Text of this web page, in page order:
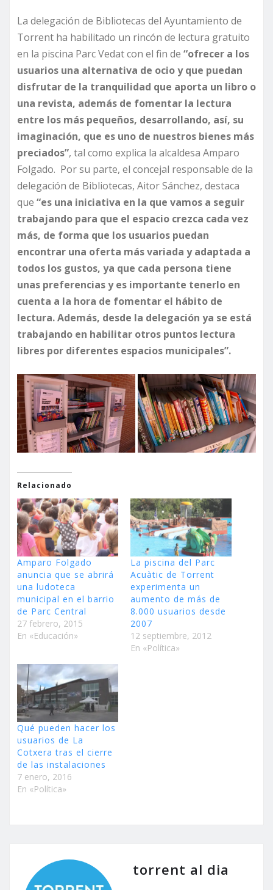
La delegación de Bibliotecas del Ayuntamiento de
Torrent ha habilitado un rincón de lectura gratuito
en la piscina Parc Vedat con el fin de “ofrecer a los
usuarios una alternativa de ocio y que puedan
disfrutar de la tranquilidad que aporta un libro o
una revista, además de fomentar la lectura
entre los más pequeños, desarrollando, así, su
imaginación, que es uno de nuestros bienes más
preciados”, tal como explica la alcaldesa Amparo
Folgado. Por su parte, el concejal responsable de la
delegación de Bibliotecas, Aitor Sánchez, destaca
que “es una iniciativa en la que vamos a seguir
trabajando para que el espacio crezca cada vez
más, de forma que los usuarios puedan
encontrar una oferta más variada y adaptada a
todos los gustos, ya que cada persona tiene
unas preferencias y es importante tenerlo en
cuenta a la hora de fomentar el hábito de
lectura. Además, desde la delegación ya se está
trabajando en habilitar otros puntos lectura
libres por diferentes espacios municipales”.
Relacionado
Amparo Folgado
anuncia que se abrirá
una ludoteca
municipal en el barrio
de Parc Central
27 febrero, 2015
En «Educación»
La piscina del Parc
Acuàtic de Torrent
experimenta un
aumento de más de
8.000 usuarios desde
2007
12 septiembre, 2012
En «Política»
Qué pueden hacer los
usuarios de La
Cotxera tras el cierre
de las instalaciones
7 enero, 2016
En «Política»
torrent al dia